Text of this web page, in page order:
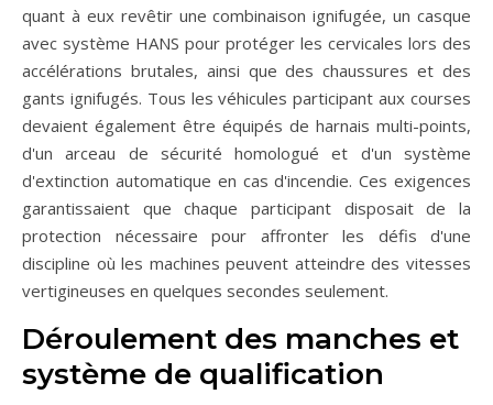
quant à eux revêtir une combinaison ignifugée, un casque
avec système HANS pour protéger les cervicales lors des
accélérations brutales, ainsi que des chaussures et des
gants ignifugés. Tous les véhicules participant aux courses
devaient également être équipés de harnais multi-points,
d'un arceau de sécurité homologué et d'un système
d'extinction automatique en cas d'incendie. Ces exigences
garantissaient que chaque participant disposait de la
protection nécessaire pour affronter les défis d'une
discipline où les machines peuvent atteindre des vitesses
vertigineuses en quelques secondes seulement.
Déroulement des manches et
système de qualification